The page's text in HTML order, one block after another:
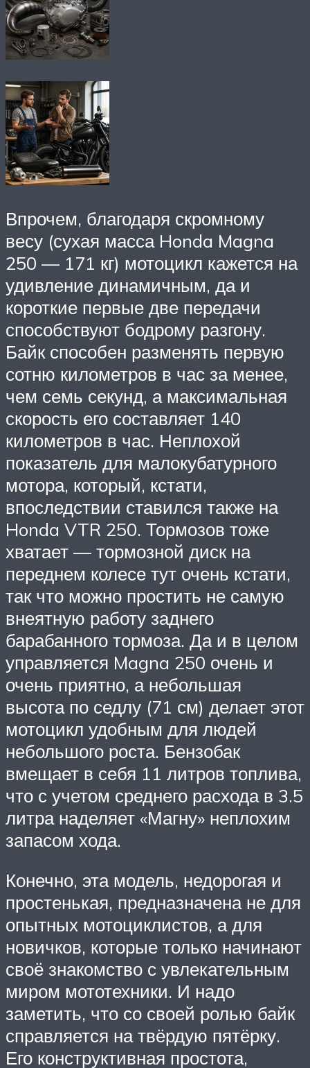
Впрочем, благодаря скромному
весу (сухая масса Honda Magna
250 — 171 кг) мотоцикл кажется на
удивление динамичным, да и
короткие первые две передачи
способствуют бодрому разгону.
Байк способен разменять первую
сотню километров в час за менее,
чем семь секунд, а максимальная
скорость его составляет 140
километров в час. Неплохой
показатель для малокубатурного
мотора, который, кстати,
впоследствии ставился также на
Honda VTR 250. Тормозов тоже
хватает — тормозной диск на
переднем колесе тут очень кстати,
так что можно простить не самую
внеятную работу заднего
барабанного тормоза. Да и в целом
управляется Magna 250 очень и
очень приятно, а небольшая
высота по седлу (71 см) делает этот
мотоцикл удобным для людей
небольшого роста. Бензобак
вмещает в себя 11 литров топлива,
что с учетом среднего расхода в 3.5
литра наделяет «Магну» неплохим
запасом хода.
Конечно, эта модель, недорогая и
простенькая, предназначена не для
опытных мотоциклистов, а для
новичков, которые только начинают
своё знакомство с увлекательным
миром мототехники. И надо
заметить, что со своей ролью байк
справляется на твёрдую пятёрку.
Его конструктивная простота,